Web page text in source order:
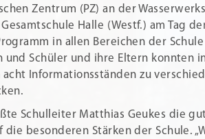
Zentrum (PZ) an der
Halle (Westf.) am Tag
in allen Bereichen der
Schüler und ihre Eltern konnten
Informationsständen zu
Schulleiter Matthias Geukes die
die besonderen Stärken der Schule.